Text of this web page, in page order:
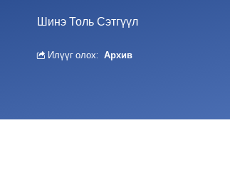
Шинэ Толь Сэтгүүл
Илүүг олох: Архив